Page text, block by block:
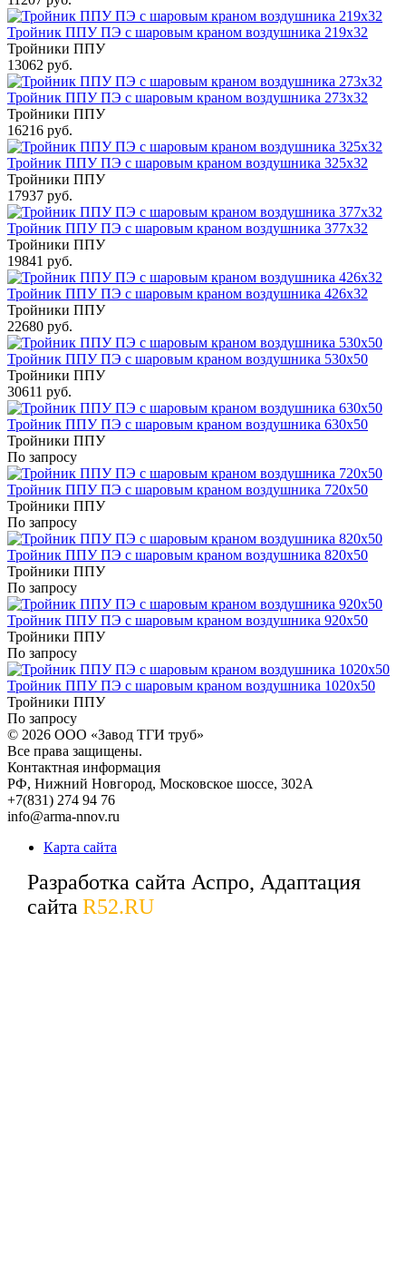
Тройник ППУ ПЭ с шаровым краном воздушника 219x32
Тройники ППУ
13062 руб.
Тройник ППУ ПЭ с шаровым краном воздушника 273x32
Тройники ППУ
16216 руб.
Тройник ППУ ПЭ с шаровым краном воздушника 325x32
Тройники ППУ
17937 руб.
Тройник ППУ ПЭ с шаровым краном воздушника 377x32
Тройники ППУ
19841 руб.
Тройник ППУ ПЭ с шаровым краном воздушника 426x32
Тройники ППУ
22680 руб.
Тройник ППУ ПЭ с шаровым краном воздушника 530x50
Тройники ППУ
30611 руб.
Тройник ППУ ПЭ с шаровым краном воздушника 630x50
Тройники ППУ
По запросу
Тройник ППУ ПЭ с шаровым краном воздушника 720x50
Тройники ППУ
По запросу
Тройник ППУ ПЭ с шаровым краном воздушника 820x50
Тройники ППУ
По запросу
Тройник ППУ ПЭ с шаровым краном воздушника 920x50
Тройники ППУ
По запросу
Тройник ППУ ПЭ с шаровым краном воздушника 1020x50
Тройники ППУ
По запросу
© 2026 ООО «Завод ТГИ труб»
Все права защищены.
Контактная информация
РФ, Нижний Новгород, Московское шоссе, 302А
+7(831) 274 94 76
info@arma-nnov.ru
Карта сайта
Разработка сайта Аспро, Адаптация
сайта R52.RU